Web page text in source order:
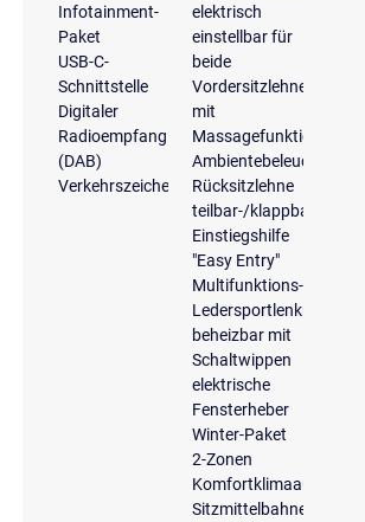
Infotainment-
Paket
USB-C-
Schnittstelle
Digitaler
Radioempfang
(DAB)
Verkehrszeichenerkennung
elektrisch
einstellbar für
beide
Vordersitzlehne
mit
Massagefunktion
Ambientebeleuchtung
Rücksitzlehne
teilbar-/klappbar
Einstiegshilfe
"Easy Entry"
Multifunktions-
Ledersportlenkrad,
beheizbar mit
Schaltwippen
elektrische
Fensterheber
Winter-Paket
2-Zonen
Komfortklimaautomatik
Sitzmittelbahnen